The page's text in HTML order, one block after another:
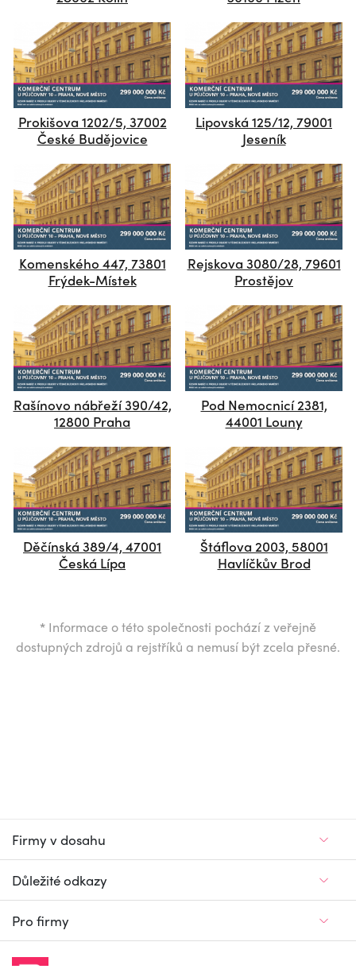
Prokišova 1202/5, 37002
České Budějovice
Lipovská 125/12, 79001
Jeseník
Komenského 447, 73801
Frýdek-Místek
Rejskova 3080/28, 79601
Prostějov
Rašínovo nábřeží 390/42,
12800 Praha
Pod Nemocnicí 2381,
44001 Louny
Děčínská 389/4, 47001
Česká Lípa
Štáflova 2003, 58001
Havlíčkův Brod
* Informace o této společnosti pochází z veřejně
dostupných zdrojů a rejstříků a nemusí být zcela přesné.
Firmy v dosahu
Důležité odkazy
Pro firmy